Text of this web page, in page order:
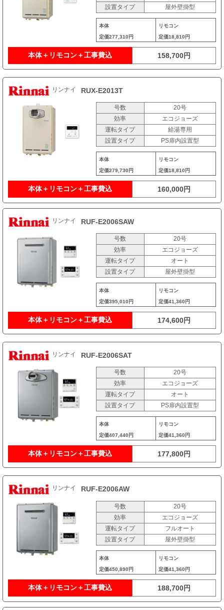
設置タイプ
屋外壁掛型
本体
定価277,310円
リモコン
定価18,810円
本体＋リモコン＋工事費込 158,700円
リンナイ RUX-E2013T
号数
20号
効率
エコジョーズ
運転タイプ
給湯専用
設置タイプ
PS扉内設置型
本体
定価279,730円
リモコン
定価18,810円
本体＋リモコン＋工事費込 160,000円
リンナイ RUF-E2006SAW
号数
20号
効率
エコジョーズ
運転タイプ
オート
設置タイプ
屋外壁掛型
本体
定価395,010円
リモコン
定価41,360円
本体＋リモコン＋工事費込 174,600円
リンナイ RUF-E2006SAT
号数
20号
効率
エコジョーズ
運転タイプ
オート
設置タイプ
PS扉内設置型
本体
定価407,440円
リモコン
定価41,360円
本体＋リモコン＋工事費込 177,800円
リンナイ RUF-E2006AW
号数
20号
効率
エコジョーズ
運転タイプ
フルオート
設置タイプ
屋外壁掛型
本体
定価450,890円
リモコン
定価41,360円
本体＋リモコン＋工事費込 188,700円